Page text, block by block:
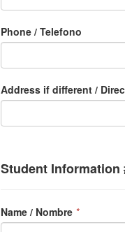
Phone / Telefono
Address if different /
Student Information
Name / Nombre *